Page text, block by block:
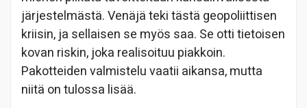
järjestelmästä. Venäjä teki tästä geopoliittisen
kriisin, ja sellaisen se myös saa. Se otti tietoisen
kovan riskin, joka realisoituu piakkoin.
Pakotteiden valmistelu vaatii aikansa, mutta
niitä on tulossa lisää.